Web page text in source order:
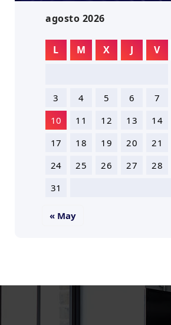
agosto 2026
L M X J V
3
4 5 6 7
10
11 12 13 14
17
18 19 20 21
24
25 26 27 28
31
« May